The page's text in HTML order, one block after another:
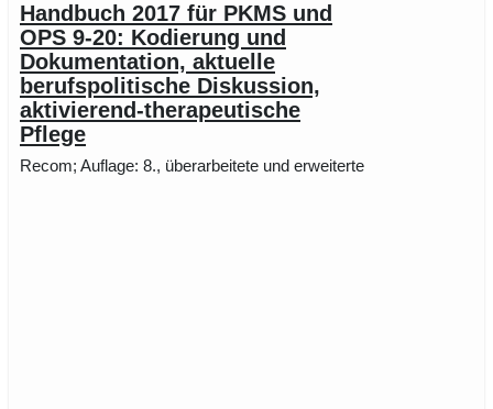
Handbuch 2017 für PKMS und
OPS 9-20: Kodierung und
Dokumentation, aktuelle
berufspolitische Diskussion,
aktivierend-therapeutische
Pflege
Recom; Auflage: 8., überarbeitete und erweiterte